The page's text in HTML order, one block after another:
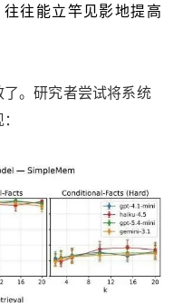
往能立竿见影地提高
。研究者尝试将系统